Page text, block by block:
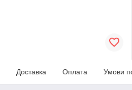
Доставка Оплата Умови